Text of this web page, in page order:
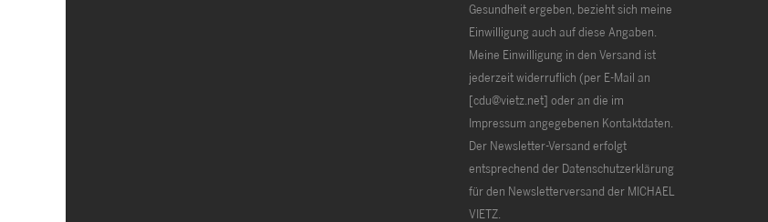
Gesundheit ergeben, bezieht sich meine
Einwilligung auch auf diese Angaben.
Meine Einwilligung in den Versand ist
jederzeit widerruflich (per E-Mail an
[cdu@vietz.net] oder an die im
Impressum angegebenen Kontaktdaten.
Der Newsletter-Versand erfolgt
entsprechend der Datenschutzerklärung
für den Newsletterversand der MICHAEL
VIETZ.